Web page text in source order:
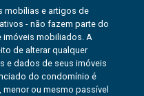
mobílias e artigos de
- não fazem parte do
imóveis mobiliados. A
de alterar qualquer
e dados de seus imóveis
do condomínio é
ou mesmo passível